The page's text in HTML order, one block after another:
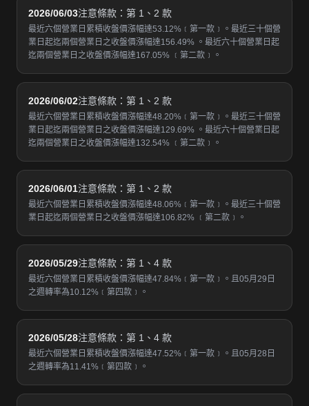
2026/06/03注意條款：第 1、2 款
最近六個營業日累積收盤價漲幅達53.12%﹝第一款﹞。最近三十個營
業日起迄兩個營業日之收盤價漲幅達156.49% 。最近六十個營業日起
迄兩個營業日之收盤價漲幅達167.05% ﹝第二款﹞。
2026/06/02注意條款：第 1、2 款
最近六個營業日累積收盤價漲幅達48.20%﹝第一款﹞。最近三十個營
業日起迄兩個營業日之收盤價漲幅達129.69% 。最近六十個營業日起
迄兩個營業日之收盤價漲幅達132.54% ﹝第二款﹞。
2026/06/01注意條款：第 1、2 款
最近六個營業日累積收盤價漲幅達48.06%﹝第一款﹞。最近三十個營
業日起迄兩個營業日之收盤價漲幅達106.82% ﹝第二款﹞。
2026/05/29注意條款：第 1、4 款
最近六個營業日累積收盤價漲幅達47.84%﹝第一款﹞。且05月29日
之週轉率為10.12%﹝第四款﹞。
2026/05/28注意條款：第 1、4 款
最近六個營業日累積收盤價漲幅達47.52%﹝第一款﹞。且05月28日
之週轉率為11.41%﹝第四款﹞。